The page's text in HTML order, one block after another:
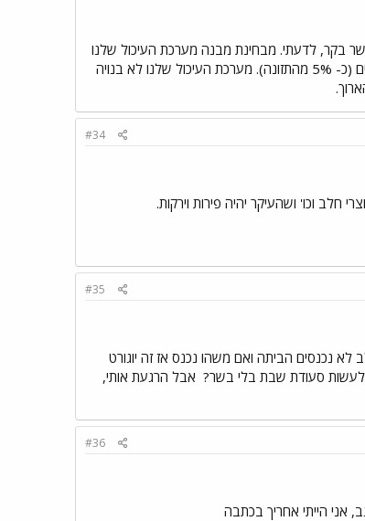
בקר, לדעתי. מבחינת מבנה מערכת העיכול שלנו
אנחנו זהים לקופי העל (שימפנזים, אורג אוטן...), עיקר תזונתם היא צימחונית ומדי פעם הם אוכלים חרקים (כ- 5% מהתזונה). מערכת העיכול שלנו לא בנויה
#34
חלב וכו' ושהעיקר יהיה פירות וירקות.
#35
לא נכנסים הביתה ואם משהו נכנס אז זה יוגורט
לעשות סעודת שבת בלי בשר? אבל הרגעת אותי,
#36
אני הייתי אחריך בכתבה